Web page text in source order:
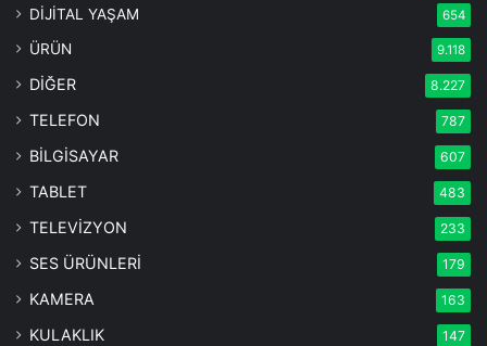
DİJİTAL YAŞAM 654
ÜRÜN 9.118
DİĞER 8.227
TELEFON 787
BİLGİSAYAR 607
TABLET 483
TELEVİZYON 233
SES ÜRÜNLERİ 179
KAMERA 163
KULAKLIK 147